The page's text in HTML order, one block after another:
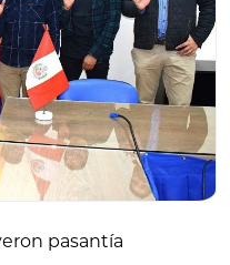
pasantía